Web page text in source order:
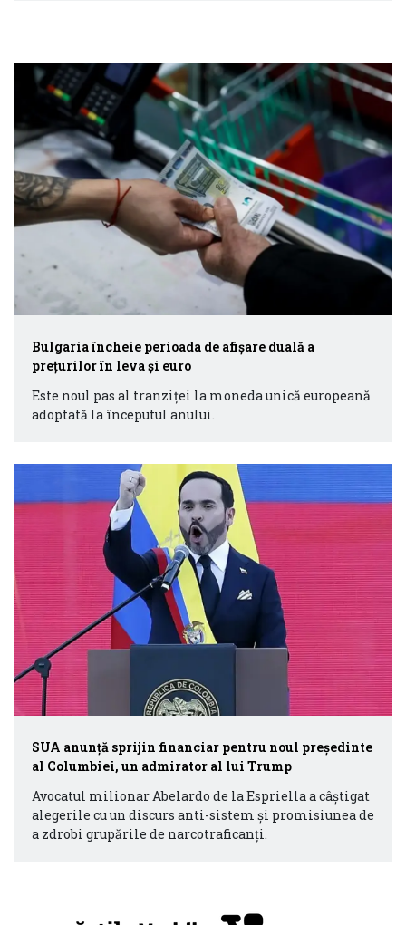
Bulgaria încheie perioada de afişare duală a
preţurilor în leva şi euro
Este noul pas al tranziţei la moneda unică europeană
adoptată la începutul anului.
SUA anunţă sprijin financiar pentru noul preşedinte
al Columbiei, un admirator al lui Trump
Avocatul milionar Abelardo de la Espriella a câştigat
alegerile cu un discurs anti-sistem şi promisiunea de
a zdrobi grupările de narcotraficanţi.